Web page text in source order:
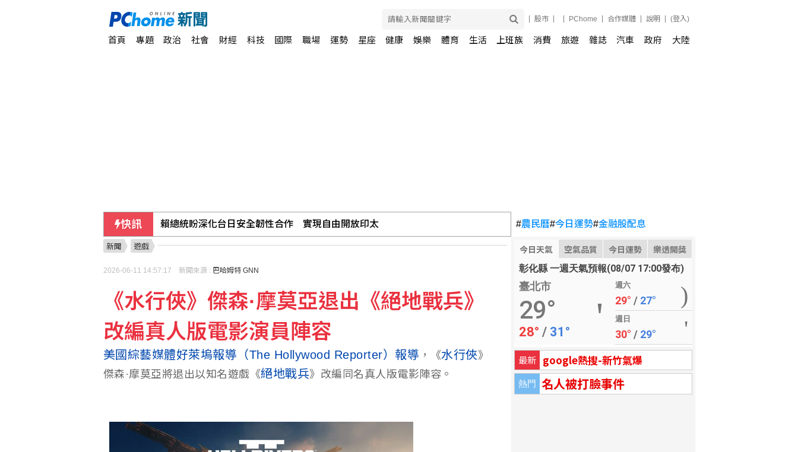
股市 PChome 合作媒體 說明 (登入)
首頁 專題 政治 社會 財經 科技 國際 職場 運勢 星座 健康 娛樂 體育 生活 上班族 消費 旅遊 雜誌 汽車 政府 大陸
快訊 賴總統盼深化台日安全韌性合作 實現自由開放印太
市場靜待美非農數據 股匯同步盤整新台幣終止連2升
竹北天坑案楊文科一審無罪 新竹地檢提上訴
#農民曆#今日運勢#金融股配息
今日天氣 空氣品質 今日運勢 樂透開獎
彰化縣 一週天氣預報(08/07 17:00發布)
臺北市
29°
28° / 31°
週六
29° / 27°
週日
30° / 29°
最新 google熱搜-新竹氣爆
熱門 名人被打臉事件
新聞 遊戲
2026-06-11 14:57:17 新聞來源 : 巴哈姆特 GNN
《水行俠》傑森·摩莫亞退出《絕地戰兵》
改編真人版電影演員陣容
美國綜藝媒體好萊塢報導（The Hollywood Reporter）報導 ，《水行俠》
傑森·摩莫亞將退出以知名遊戲《絕地戰兵》改編同名真人版電影陣容。